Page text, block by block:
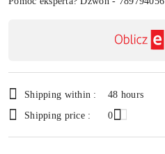
delivery
Shipping within :
48 hours
Shipping price :
0